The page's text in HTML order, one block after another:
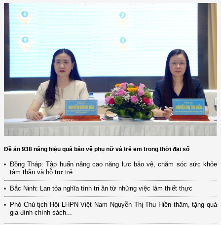
Đề án 938 nâng hiệu quả bảo vệ phụ nữ và trẻ em trong thời đại số
Đồng Tháp: Tập huấn nâng cao năng lực bảo vệ, chăm sóc sức khỏe
tâm thần và hỗ trợ trẻ...
Bắc Ninh: Lan tỏa nghĩa tình tri ân từ những việc làm thiết thực
Phó Chủ tịch Hội LHPN Việt Nam Nguyễn Thị Thu Hiền thăm, tặng quà
gia đình chính sách...